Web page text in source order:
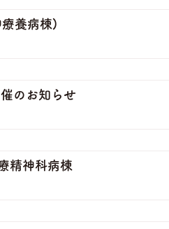
(精神療養病棟) 病棟
のお知らせ
精神科病棟